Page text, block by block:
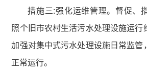
措施三:强化运维管理。督促、
照个旧市农村生活污水处理设施运行
加强对集中式污水处理设施日常监管
正常运行。